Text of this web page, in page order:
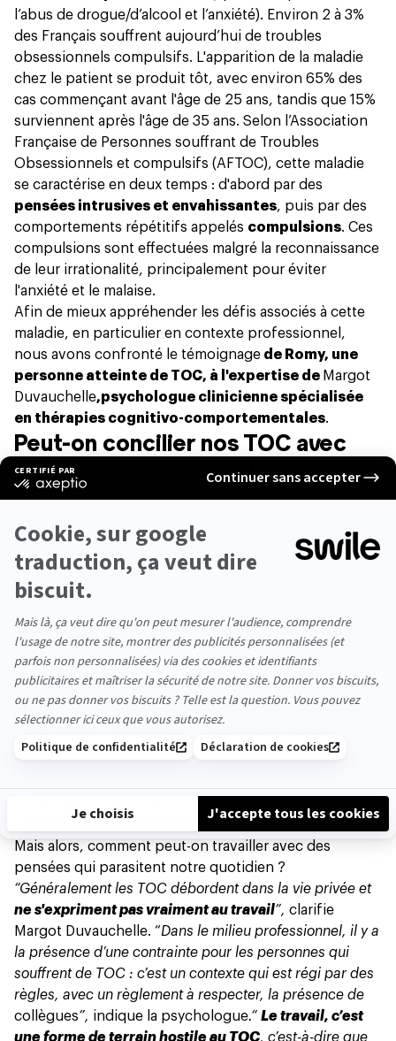
l’abus de drogue/d’alcool et l’anxiété). Environ 2 à 3%
des Français souffrent aujourd’hui de troubles
obsessionnels compulsifs. L'apparition de la maladie
chez le patient se produit tôt, avec environ 65% des
cas commençant avant l'âge de 25 ans, tandis que 15%
surviennent après l'âge de 35 ans. Selon l’Association
Française de Personnes souffrant de Troubles
Obsessionnels et compulsifs (AFTOC), cette maladie
se caractérise en deux temps : d'abord par des
pensées intrusives et envahissantes, puis par des
comportements répétitifs appelés compulsions. Ces
compulsions sont effectuées malgré la reconnaissance
de leur irrationalité, principalement pour éviter
l'anxiété et le malaise.
Afin de mieux appréhender les défis associés à cette
maladie, en particulier en contexte professionnel,
nous avons confronté le témoignage de Romy, une
personne atteinte de TOC, à l'expertise de Margot
Duvauchelle,psychologue clinicienne spécialisée
en thérapies cognitivo-comportementales.
Peut-on concilier nos TOC avec
notre activité professionnelle ?
“Ça été difficile pour moi de mettre un nom sur cette
atteinte de TOC depuis ses 16 ans. Elle souffre
aujourd’hui de43 TOC différents d’ordre de
vérification et de symétrie
sont surtout
comportements qui créent des difficultés. Ils
perturbent la vie privée commela vie professionnelle
des personnes qui en souffrent.“Dans mon cas,
vérifications pouvaient durer six heuresdans une
journée, trois avant de quitter mon domicile et trois avant
d’aller dormir. Vous imaginez bien que ça devient
difficile quand on doit aller au travail avec autant de
LA RÉDACTION VOUS CONSEILLE
Qu’est-ce qu’un RH plus “humain” à l’ère de l’IA ?
Mais alors, comment peut-on travailler avec des
pensées qui parasitent notre quotidien ?
“Généralement les TOC débordent dans la vie privée et
ne s'expriment pas vraiment au travail”, clarifie
Margot Duvauchelle. “Dans le milieu professionnel, il y a
la présence d’une contrainte pour les personnes qui
souffrent de TOC : c’est un contexte qui est régi par des
règles, avec un règlement à respecter, la présence de
collègues”, indique la psychologue.“ Le travail, c’est
une forme de terrain hostile au TOC, c’est-à-dire que